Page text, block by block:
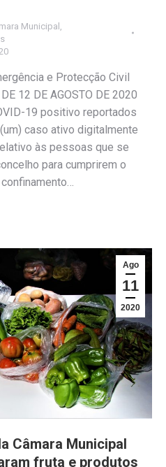
Municipal
e Protecção Civil
12 DE AGOSTO DE 2020
19 positivo reportados
caso ativo digitalmente
às pessoas que se
para cumprirem o
Ago
11
2020
Câmara Municipal
fruta e produtos